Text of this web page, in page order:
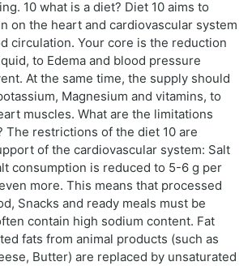
10 what is a diet? Diet 10 aims to
on the heart and cardiovascular system
circulation. Your core is the reduction
to Edema and blood pressure
At the same time, the supply should
Magnesium and vitamins, to
muscles. What are the limitations
The restrictions of the diet 10 are
of the cardiovascular system: Salt
consumption is reduced to 5-6 g per
more. This means that processed
Snacks and ready meals must be
contain high sodium content. Fat
fats from animal products (such as
Butter) are replaced by unsaturated